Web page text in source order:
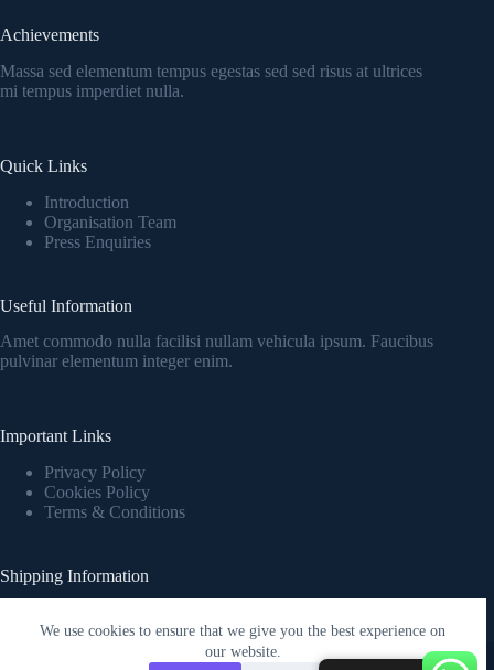
We use cookies to ensure that we give you the best experience on
our website.
Achievements
Massa sed elementum tempus egestas sed sed risus at ultrices
mi tempus imperdiet nulla.
Quick Links
Introduction
Organisation Team
Press Enquiries
Useful Information
Amet commodo nulla facilisi nullam vehicula ipsum. Faucibus
pulvinar elementum integer enim.
Important Links
Privacy Policy
Cookies Policy
Terms & Conditions
Shipping Information
pellentesque elit eget.
Copyright © 2026 - WordPress Theme by
Creative Themes